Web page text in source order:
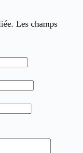
Les champs